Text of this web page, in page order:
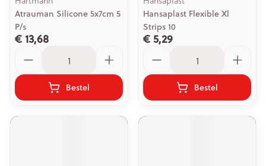
Atrauman Silicone 5x7cm 5
P/s
€ 13,68
Bestel
Hansaplast Flexible Xl
Strips 10
€ 5,29
Bestel